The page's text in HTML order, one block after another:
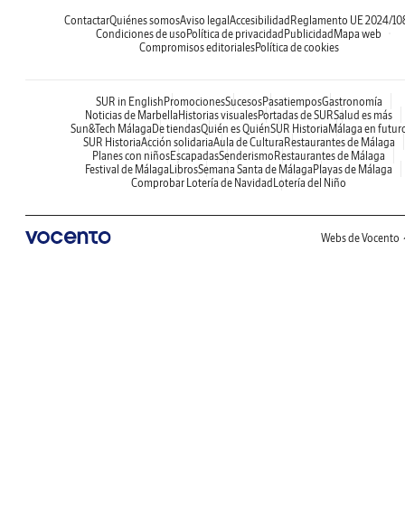
ContactarQuiénes somosAviso legal Accesibilidad Reglamento UE 2024/
Condiciones de uso Política de privacidad Publicidad Mapa web
Compromisos editorialesPolítica de cookies
SUR in English PromocionesSucesosPasatiemposGastronomía
Noticias de Marbella Historias visualesPortadas de SURSalud es más
Sun&Tech Málaga De tiendasQuién es QuiénSUR Historia Málaga en
SUR HistoriaAcción solidariaAula de Cultura Restaurantes de Málaga
Planes con niñosEscapadasSenderismo Restaurantes de Málaga
Festival de Málaga LibrosSemana Santa de Málaga Playas de Málaga
Comprobar Lotería de Navidad Lotería del Niño
Webs de Vocento